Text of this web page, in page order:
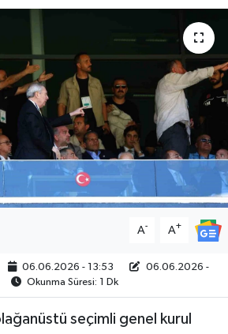
A- A+
06.06.2026 - 13:53
06.06.2026 -
Okunma Süresi: 1 Dk
seçimli genel kurul